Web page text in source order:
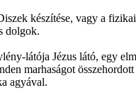
készítése, vagy a
dolgok.
látója Jézus látó, egy
marhaságot
agyával.